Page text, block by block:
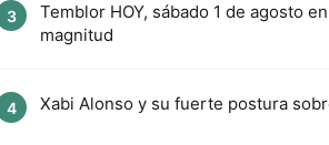
3
Temblor HOY, sábado 1 de agosto
magnitud
4 Xabi Alonso y su fuerte postura